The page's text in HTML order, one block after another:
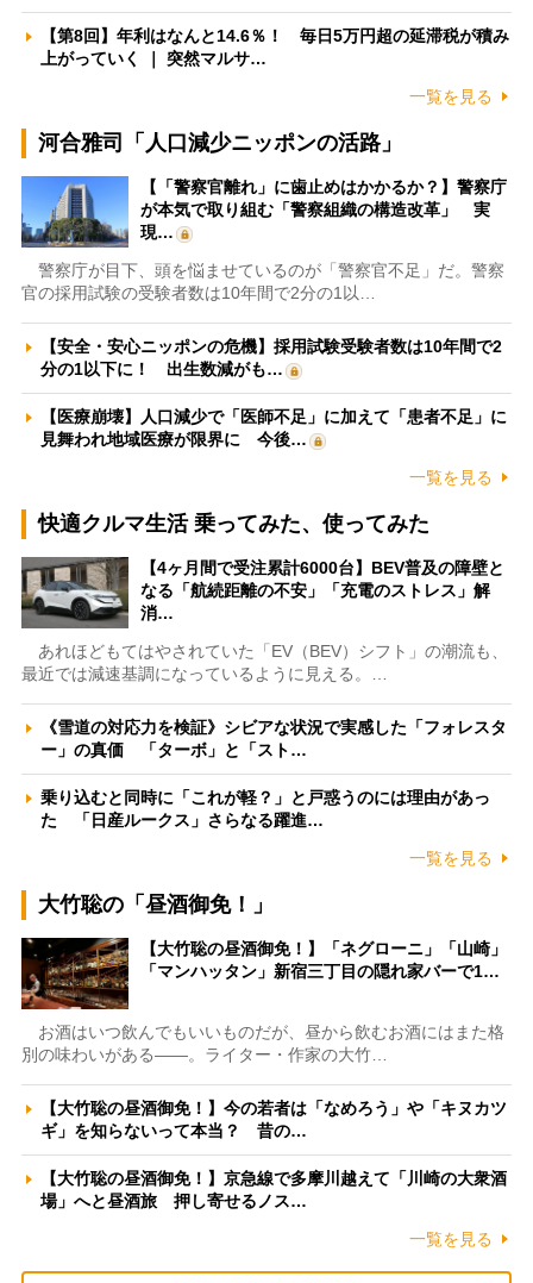
【第8回】年利はなんと14.6％！ 毎日5万円超の延滞税が積み
上がっていく ｜ 突然マルサ…
一覧を見る
河合雅司「人口減少ニッポンの活路」
【「警察官離れ」に歯止めはかかるか？】警察庁
が本気で取り組む「警察組織の構造改革」 実
現…
警察庁が目下、頭を悩ませているのが「警察官不足」だ。警察
官の採用試験の受験者数は10年間で2分の1以…
【安全・安心ニッポンの危機】採用試験受験者数は10年間で2
分の1以下に！ 出生数減がも…
【医療崩壊】人口減少で「医師不足」に加えて「患者不足」に
見舞われ地域医療が限界に 今後…
一覧を見る
快適クルマ生活 乗ってみた、使ってみた
【4ヶ月間で受注累計6000台】BEV普及の障壁と
なる「航続距離の不安」「充電のストレス」解
消…
あれほどもてはやされていた「EV（BEV）シフト」の潮流も、
最近では減速基調になっているように見える。…
《雪道の対応力を検証》シビアな状況で実感した「フォレスタ
ー」の真価 「ターボ」と「スト…
乗り込むと同時に「これが軽？」と戸惑うのには理由があっ
た 「日産ルークス」さらなる躍進…
一覧を見る
大竹聡の「昼酒御免！」
【大竹聡の昼酒御免！】「ネグローニ」「山崎」
「マンハッタン」新宿三丁目の隠れ家バーで1…
お酒はいつ飲んでもいいものだが、昼から飲むお酒にはまた格
別の味わいがある――。ライター・作家の大竹…
【大竹聡の昼酒御免！】今の若者は「なめろう」や「キヌカツ
ギ」を知らないって本当？ 昔の…
【大竹聡の昼酒御免！】京急線で多摩川越えて「川崎の大衆酒
場」へと昼酒旅 押し寄せるノス…
一覧を見る